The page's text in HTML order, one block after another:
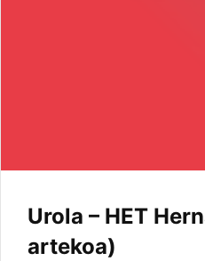
Urola – HET
artekoa)